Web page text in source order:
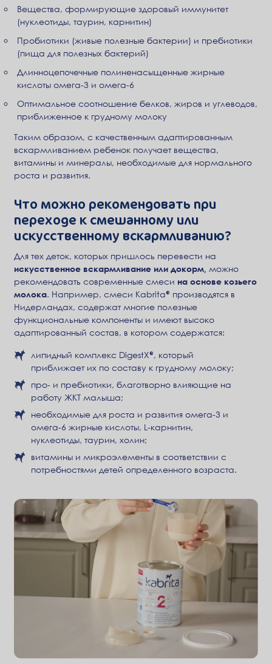
Вещества, формирующие здоровый иммунитет
(нуклеотиды, таурин, карнитин)
Пробиотики (живые полезные бактерии) и пребиотики
(пища для полезных бактерий)
Длинноцепочечные полиненасыщенные жирные
кислоты омега-3 и омега-6
Оптимальное соотношение белков, жиров и углеводов,
приближенное к грудному молоку
Таким образом, с качественным адаптированным
вскармливанием ребенок получает вещества,
витамины и минералы, необходимые для нормального
роста и развития.
Что можно рекомендовать при
переходе к смешанному или
искусственному вскармливанию?
Для тех деток, которых пришлось перевести на
искусственное вскармливание или докорм, можно
рекомендовать современные смеси на основе козьего
молока. Например, смеси Kabrita® производятся в
Нидерландах, содержат многие полезные
функциональные компоненты и имеют высоко
адаптированный состав, в котором содержатся:
липидный комплекс DigestX®, который
приближает их по составу к грудному молоку;
про- и пребиотики, благотворно влияющие на
работу ЖКТ малыша;
необходимые для роста и развития омега-3 и
омега-6 жирные кислоты, L-карнитин,
нуклеотиды, таурин, холин;
витамины и микроэлементы в соответствии с
потребностями детей определенного возраста.